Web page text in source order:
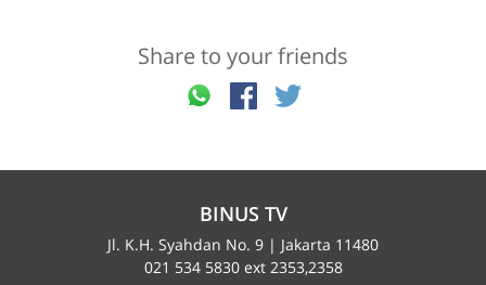
Share to your friends
BINUS TV
Jl. K.H. Syahdan No. 9 | Jakarta 11480
021 534 5830 ext 2353,2358